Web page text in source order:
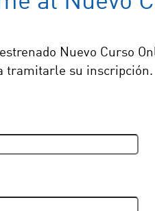
Nuevo Curso
tramitarle su inscripción.